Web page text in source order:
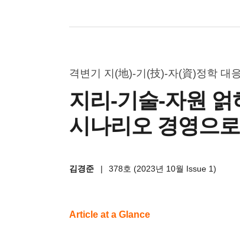
격변기 지(地)-기(技)-자(資)정학 대
지리-기술-자원
시나리오 경영으
김경준 | 378호 (2023년 10월 Issue 1)
Article at a Glance